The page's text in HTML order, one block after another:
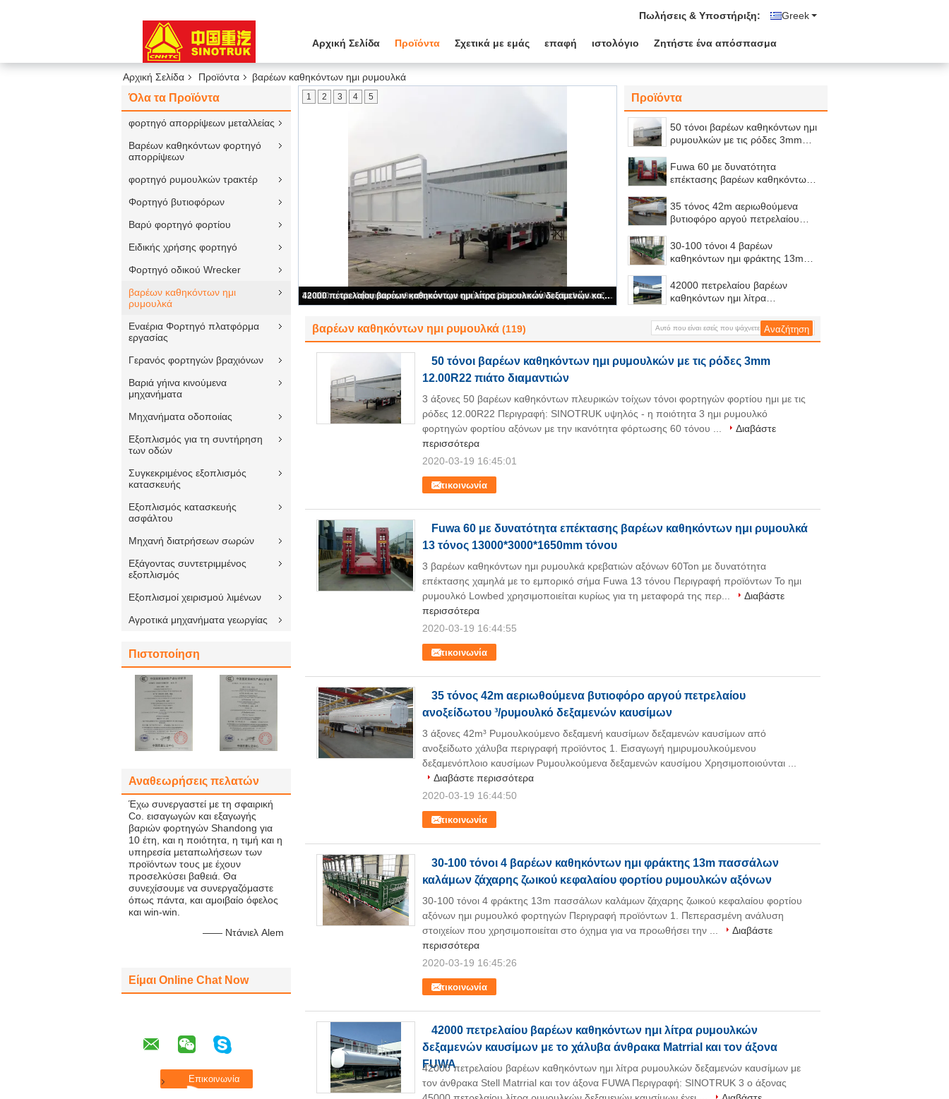
Greek
Πωλήσεις & Υποστήριξη:
Αρχική Σελίδα Προϊόντα Σχετικά με εμάς επαφή ιστολόγιο Ζητήστε ένα απόσπασμα
Αρχική Σελίδα Προϊόντα βαρέων καθηκόντων ημι ρυμουλκά
Όλα τα Προϊόντα
φορτηγό απορρίψεων μεταλλείας
Βαρέων καθηκόντων φορτηγό
απορρίψεων
φορτηγό ρυμουλκών τρακτέρ
Φορτηγό βυτιοφόρων
Βαρύ φορτηγό φορτίου
Ειδικής χρήσης φορτηγό
Φορτηγό οδικού Wrecker
βαρέων καθηκόντων ημι
ρυμουλκά
Εναέρια Φορτηγό πλατφόρμα
εργασίας
Γερανός φορτηγών βραχιόνων
Βαριά γήινα κινούμενα
μηχανήματα
Μηχανήματα οδοποιίας
Εξοπλισμός για τη συντήρηση
των οδών
Συγκεκριμένος εξοπλισμός
κατασκευής
Εξοπλισμός κατασκευής
ασφάλτου
Μηχανή διατρήσεων σωρών
Εξάγοντας συντετριμμένος
εξοπλισμός
Εξοπλισμοί χειρισμού λιμένων
Αγροτικά μηχανήματα γεωργίας
Πιστοποίηση
Αναθεωρήσεις πελατών
Έχω συνεργαστεί με τη σφαιρική
Co. εισαγωγών και εξαγωγής
βαριών φορτηγών Shandong για
10 έτη, και η ποιότητα, η τιμή και η
υπηρεσία μεταπωλήσεων των
προϊόντων τους με έχουν
προσελκύσει βαθειά. Θα
συνεχίσουμε να συνεργαζόμαστε
όπως πάντα, και αμοιβαίο όφελος
και win-win.
—— Ντάνιελ Alem
Είμαι Online Chat Now
50 τόνοι βαρέων καθηκόντων ημι ρυμουλκών με τις ρόδες 3mm 12.00R22 πιάτο διαμαντιών
1 2 3 4 5 Προϊόντα
50 τόνοι βαρέων καθηκόντων ημι
ρυμουλκών με τις ρόδες 3mm
Fuwa 60 με δυνατότητα
επέκτασης βαρέων καθηκόντων
13000*3000*1650mm τόνου
35 τόνος 42m αεριωθούμενα
βυτιοφόρο αργού πετρελαίου
δεξαμενών καυσίμων
30-100 τόνοι 4 βαρέων
καθηκόντων ημι φράκτης 13m
ζωικού κεφαλαίου φορτίου
ρυμουλκών αξόνων
42000 πετρελαίου βαρέων
καθηκόντων ημι λίτρα
με το χάλυβα άνθρακα Matrrial
και τον άξονα FUWA
βαρέων καθηκόντων ημι ρυμουλκά (119)
50 τόνοι βαρέων καθηκόντων ημι ρυμουλκών με τις ρόδες 3mm
12.00R22 πιάτο διαμαντιών
Επικοινωνία
3 άξονες 50 βαρέων καθηκόντων πλευρικών τοίχων τόνοι φορτηγών φορτίου ημι με τις
ρόδες 12.00R22 Περιγραφή: SINOTRUK υψηλός - η ποιότητα 3 ημι ρυμουλκό
φορτηγών φορτίου αξόνων με την ικανότητα φόρτωσης 60 τόνου ...
Διαβάστε
περισσότερα
2020-03-19 16:45:01
Fuwa 60 με δυνατότητα επέκτασης βαρέων καθηκόντων ημι ρυμουλκά
13 τόνος 13000*3000*1650mm τόνου
Επικοινωνία
3 βαρέων καθηκόντων ημι ρυμουλκά κρεβατιών αξόνων 60Ton με δυνατότητα
επέκτασης χαμηλά με το εμπορικό σήμα Fuwa 13 τόνου Περιγραφή προϊόντων Το ημι
ρυμουλκό Lowbed χρησιμοποιείται κυρίως για τη μεταφορά της περ...
Διαβάστε
περισσότερα
2020-03-19 16:44:55
35 τόνος 42m αεριωθούμενα βυτιοφόρο αργού πετρελαίου
ανοξείδωτου ³/ρυμουλκό δεξαμενών καυσίμων
Επικοινωνία
3 άξονες 42m³ Ρυμουλκούμενο δεξαμενή καυσίμων δεξαμενών καυσίμων από
ανοξείδωτο χάλυβα περιγραφή προϊόντος 1. Εισαγωγή ημιρυμουλκούμενου
δεξαμενόπλοιο καυσίμων Ρυμουλκούμενα δεξαμενών καυσίμου Χρησιμοποιούνται ...
Διαβάστε περισσότερα
2020-03-19 16:44:50
30-100 τόνοι 4 βαρέων καθηκόντων ημι φράκτης 13m πασσάλων
καλάμων ζάχαρης ζωικού κεφαλαίου φορτίου ρυμουλκών αξόνων
Επικοινωνία
30-100 τόνοι 4 φράκτης 13m πασσάλων καλάμων ζάχαρης ζωικού κεφαλαίου φορτίου
αξόνων ημι ρυμουλκό φορτηγών Περιγραφή προϊόντων 1. Πεπερασμένη ανάλυση
στοιχείων που χρησιμοποιείται στο όχημα για να προωθήσει την ...
Διαβάστε
περισσότερα
2020-03-19 16:45:26
42000 πετρελαίου βαρέων καθηκόντων ημι λίτρα ρυμουλκών
δεξαμενών καυσίμων με το χάλυβα άνθρακα Matrrial και τον άξονα
FUWA
42000 πετρελαίου βαρέων καθηκόντων ημι λίτρα ρυμουλκών δεξαμενών καυσίμων με
τον άνθρακα Stell Matrrial και τον άξονα FUWA Περιγραφή: SINOTRUK 3 ο άξονας